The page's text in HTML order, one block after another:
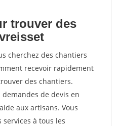
trouver des
cherchez des chantiers
recevoir rapidement
des chantiers.
demandes de devis en
aux artisans. Vous
à tous les